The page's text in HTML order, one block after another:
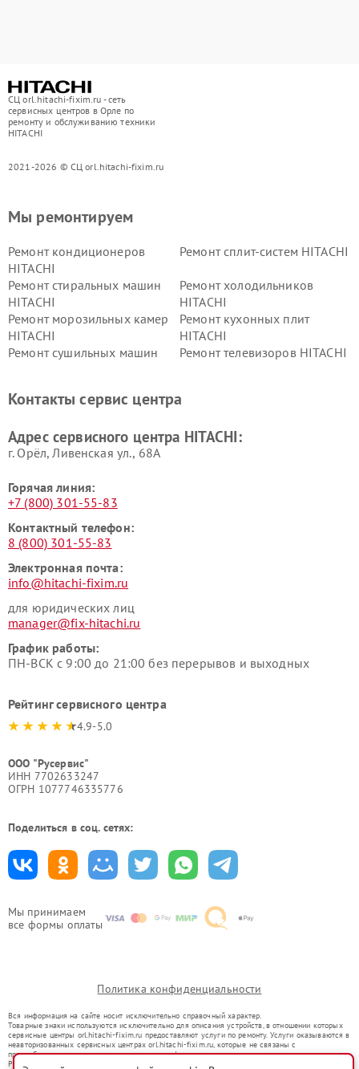
СЦ orl.hitachi-fixim.ru - сеть
сервисных центров в Орле по
ремонту и обслуживанию техники
HITACHI
2021-2026 © СЦ orl.hitachi-fixim.ru
Мы принимаем
все формы оплаты
Мы ремонтируем
Ремонт кондиционеров
HITACHI
Ремонт сплит-систем HITACHI
Ремонт стиральных машин
HITACHI
Ремонт холодильников
HITACHI
Ремонт морозильных камер
HITACHI
Ремонт кухонных плит
HITACHI
Ремонт сушильных машин
Ремонт телевизоров HITACHI
данных HITACHI
HITACHI
HITACHI
HITACHI
Контакты сервис центра
Адрес сервисного центра HITACHI:
г. Орёл, Ливенская ул., 68А
Горячая линия:
+7 (800) 301-55-83
Контактный телефон:
8 (800) 301-55-83
Электронная почта:
info@hitachi-fixim.ru
для юридических лиц
manager@fix-hitachi.ru
График работы:
ПН-ВСК с 9:00 до 21:00 без перерывов и выходных
Рейтинг сервисного центра
4.9-5.0
ООО "Русервис"
ИНН 7702633247
ОГРН 1077746335776
Поделиться в соц. сетях:
Политика конфиденциальности
Вся информация на сайте носит исключительно справочный характер.
Товарные знаки используются исключительно для описания устройств, в отношении которых
сервисные центры orl.hitachi-fixim.ru предоставляют услуги по ремонту. Услуги оказываются в
неавторизованных сервисных центрах orl.hitachi-fixim.ru, которые не связаны с
правообладателями товарных знаков или их официальными представителями.
Ремонт осуществляется для устройств, уже введенных в гражданский оборот в соответствии